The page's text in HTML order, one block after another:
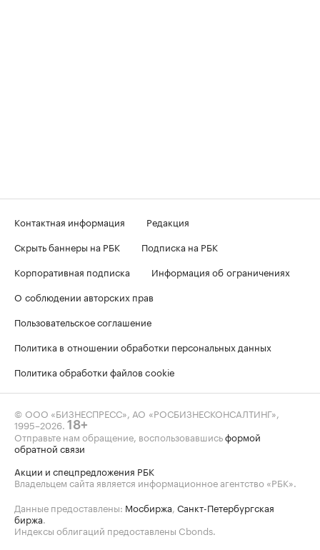
Контактная информация
Редакция
Скрыть баннеры на РБК
Подписка на РБК
Корпоративная подписка
Информация об ограничениях
О соблюдении авторских прав
Пользовательское соглашение
Политика в отношении обработки персональных данных
Политика обработки файлов cookie
© ООО «БИЗНЕСПРЕСС», АО «РОСБИЗНЕСКОНСАЛТИНГ»,
1995–2026 18+
Отправьте нам обращение, воспользовавшисьформой
обратной связи
Акции и спецпредложения РБК
Владельцем сайта является информационное агентство «РБК».
Данные предоставлены: Мосбиржа Санкт-Петербургская
биржа
Индексы облигаций предоставлены Cbonds.